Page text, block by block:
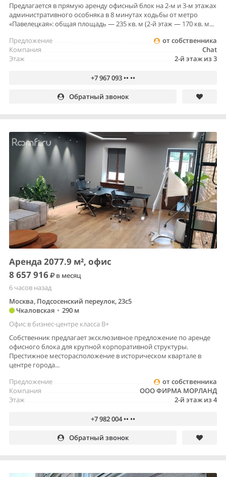
Предлагается в прямую аренду офисный блок на 2‑м и 3‑м этажах
административного особняка в 8 минутах ходьбы от метро
«Павелецкая»: общая площадь — 235 кв. м (2‑й этаж — 170 кв. м...
от собственника
Предложение
Chat
Компания
2-й этаж из 3
Этаж
+7 967 093 •• ••
Обратный звонок
Аренда 2077.9 м², офис
8 657 916
в месяц
6 часов назад
Москва, Подсосенский переулок, 23с5
Чкаловская • 290 м
Офис в бизнес-центре класса B+
Собственник предлагает эксклюзивное предложение по аренде
офисного блока для крупной корпоративной структуры.
Престижное месторасположение в историческом квартале в
центре города...
от собственника
Предложение
ООО ФИРМА МОРЛАНД
Компания
2-й этаж из 4
Этаж
+7 982 004 •• ••
Обратный звонок